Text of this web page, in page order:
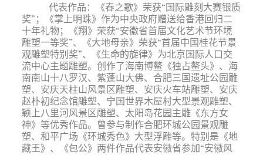
代表作品：《春之歌》荣获“国际雕刻大赛银质
奖”；《掌上明珠》作为中央政府赠送给香港回归二
十年礼物；《翔》荣获“安徽省首届文化艺术节环境
雕塑一等奖”、《大地母亲》荣获“首届中国桂花节景
观雕塑特别奖”、《生命的旋律》为北京国际人口交
流中心主题雕塑。创作了海南博鳌《独占鳌头》、海
南南山十八罗汉、紫蓬山大佛、合肥三国遗址公园雕
塑、安庆天柱山风景区雕塑、安庆火车站雕塑、安庆
赵朴初纪念馆雕塑、宁国世界木屋村大型景观雕塑、
颖上八里河风景区雕塑、太阳岛花园主雕《东方女
神》等优秀作品。曾参与制作合肥环城公园景观雕
塑、和平广场《环城秀色》大型浮雕等。特别是《地
藏王》、《包公》两件作品代表安徽省参加“安徽风